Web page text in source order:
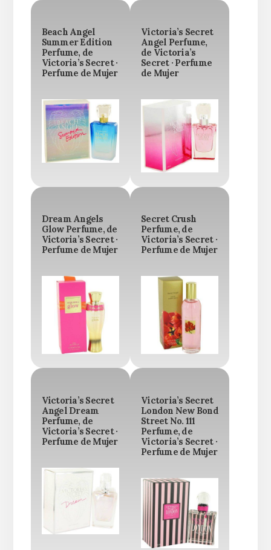
Beach Angel
Summer Edition
Perfume, de
Victoria’s Secret ·
Perfume de Mujer
Victoria’s Secret
Angel Perfume,
de Victoria’s
Secret · Perfume
de Mujer
Dream Angels
Glow Perfume, de
Victoria’s Secret ·
Perfume de Mujer
Secret Crush
Perfume, de
Victoria’s Secret ·
Perfume de Mujer
Victoria’s Secret
Angel Dream
Perfume, de
Victoria’s Secret ·
Perfume de Mujer
Victoria’s Secret
London New Bond
Street No. 111
Perfume, de
Victoria’s Secret ·
Perfume de Mujer